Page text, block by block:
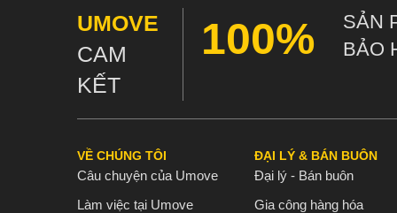
UMOVE
CAM
KẾT
100%
SẢN
BẢO
VỀ CHÚNG TÔI
Câu chuyện của Umove
Làm việc tại Umove
ĐẠI LÝ & BÁN BUÔN
Đại lý - Bán buôn
Gia công hàng hóa